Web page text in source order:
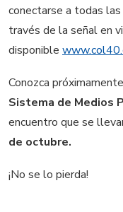
conectarse a todas las
través de la señal en
disponible
Conozca
Sistema de Medios
encuentro que se
de octubre.
¡No se lo pierda!